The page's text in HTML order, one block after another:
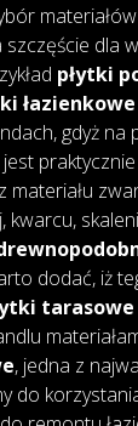
dla
płytki
łazienkowe
gdyż na
materiału
kwarcu,
dodać, iż
, jedna z
do